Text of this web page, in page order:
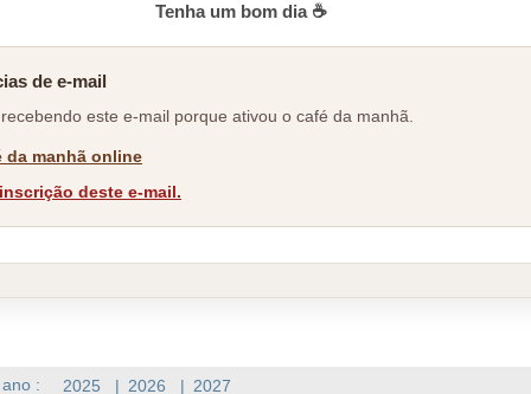
: 2025 | 2026 | 2027
Tenha um bom dia ☕
de e-mail
este e-mail porque ativou o café da manhã.
da manhã online
deste e-mail.